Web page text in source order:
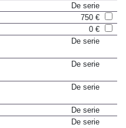
De serie
750 €
0 €
De serie
De serie
De serie
De serie
De serie